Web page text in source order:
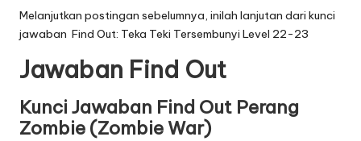
Melanjutkan postingan sebelumnya, inilah lanjutan dari kunci
jawaban Find Out: Teka Teki Tersembunyi Level 22-23
Jawaban Find Out
Kunci Jawaban Find Out Perang
Zombie (Zombie War)